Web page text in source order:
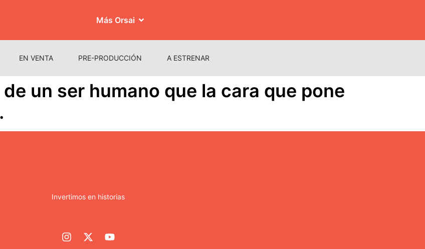
Más Orsai
EN VENTA PRE-PRODUCCIÓN A ESTRENAR
un ser humano que la cara que pone
Invertimos en historias